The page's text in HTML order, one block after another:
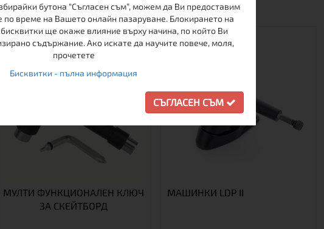
МУЛТИ ФУНКЦИОНАЛЕН КЛЮЧ
ЗА СКЕЙТБОРД
МАШИНКИ LDP II
бутона “Съгласен съм”, можем да Ви предоставим
време на Вашето онлайн пазаруване. Блокирането на
ще окаже влияние върху начина, по който Ви
съдържание. Ако искате да научите повече, моля,
прочетете
Бисквитки - пълна информация
СЪГЛАСЕН СЪМ